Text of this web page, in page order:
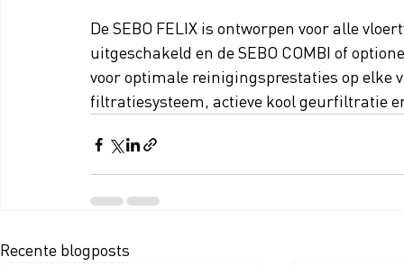
De SEBO FELIX is ontworpen voor alle
uitgeschakeld en de SEBO COMBI of
voor optimale reinigingsprestaties op elke
filtratiesysteem, actieve kool geurfiltratie
Recente blogposts